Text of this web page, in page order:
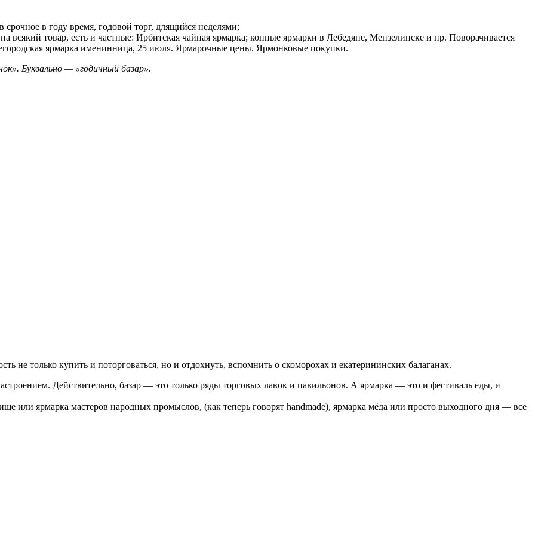
в году время, годовой торг, длящийся неделями;
товар, есть и частные: Ирбитская чайная ярмарка; конные ярмарки в Лебедяне, Мензелинске и пр. Поворачивается
ярмарка именинница, 25 июля. Ярмарочные цены. Ярмонковые покупки.
Буквально — «годичный базар».
не только купить и поторговаться, но и отдохнуть, вспомнить о скоморохах и екатерининских балаганах.
Действительно, базар — это только ряды торговых лавок и павильонов. А ярмарка — это и фестиваль еды, и
или ярмарка мастеров народных промыслов, (как теперь говорят handmade), ярмарка мёда или просто выходного дня — все